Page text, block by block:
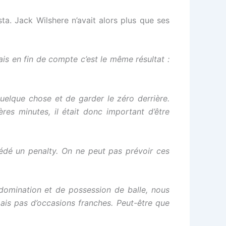
Jack Wilshere n’avait alors plus que ses
en fin de compte c’est le même résultat :
chose et de garder le zéro derrière.
minutes, il était donc important d’être
un penalty. On ne peut pas prévoir ces
et de possession de balle, nous
pas d’occasions franches. Peut-être que